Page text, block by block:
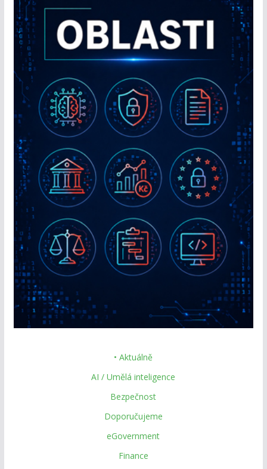
• Aktuálně
AI / Umělá inteligence
Bezpečnost
Doporučujeme
eGovernment
Finance